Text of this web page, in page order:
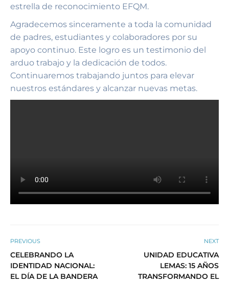
estrella de reconocimiento EFQM.
Agradecemos sinceramente a toda la comunidad
de padres, estudiantes y colaboradores por su
apoyo continuo. Este logro es un testimonio del
arduo trabajo y la dedicación de todos.
Continuaremos trabajando juntos para elevar
nuestros estándares y alcanzar nuevas metas.
PREVIOUS
CELEBRANDO LA
IDENTIDAD NACIONAL:
EL DÍA DE LA BANDERA
NEXT
UNIDAD EDUCATIVA
LEMAS: 15 AÑOS
TRANSFORMANDO EL